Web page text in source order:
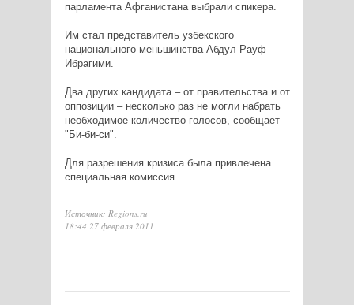
парламента Афганистана выбрали спикера.
Им стал представитель узбекского
национального меньшинства Абдул Рауф
Ибрагими.
Два других кандидата – от правительства и от
оппозиции – несколько раз не могли набрать
необходимое количество голосов, сообщает
"Би-би-си".
Для разрешения кризиса была привлечена
специальная комиссия.
Источник: Regions.ru
18:44 27 февраля 2011